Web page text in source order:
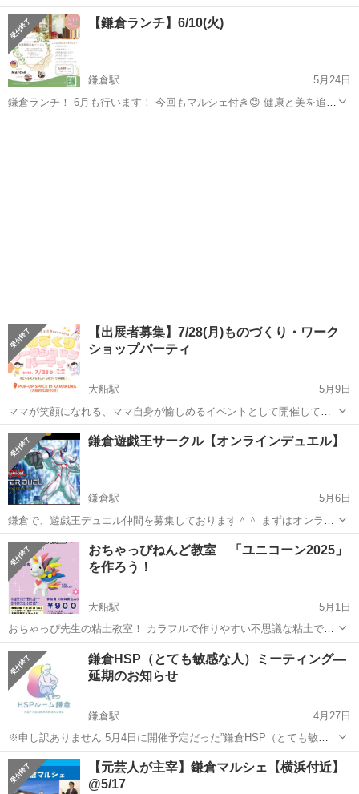
ッチやトレーニングをお伝えします。 鎌倉市在住の60歳以上の方なら
どなたでも、無料でご参加いただけます。 お申込みは、7月1日より、
名越やすらぎセンター（04...
神奈川 鎌倉市 鎌倉駅 ワークショップ
【鎌倉ランチ】6/10(火)
鎌倉駅
5月24日
鎌倉ランチ！ 6月も行います！ 今回もマルシェ付き😊 健康と美を追求
【出展者募集】7/28(月)ものづくり・ワーク
ショップパーティ
大船駅
5月9日
ママが笑顔になれる、ママ自身が愉しめるイベントとして開催してい
るMAMAぷれフェスタが、夏休み中のお子さまとママが一緒に楽しん
だり、小学生のお子さま同士で遊びに来て、自由研究が終わっちゃう
ような「ものづくり」「ワークショップ...
神奈川 鎌倉市 大船駅 ワークショップ ママ
鎌倉遊戯王サークル【オンラインデュエル】
鎌倉駅
5月6日
鎌倉で、遊戯王デュエル仲間を募集しております＾＾ まずはオンライ
ンでデュエルし、たまにリアルで開催する予定です。 【日時】
2025/5/9(金)19～21時ごろ ーーーーーー 【きっかけ】 普段...
神奈川 鎌倉市 ワークショップ
おちゃっぴねんど教室 「ユニコーン2025」
を作ろう！
大船駅
5月1日
おちゃっぴ先生の粘土教室！ カラフルで作りやすい不思議な粘土で作
ります。初めての方でも大丈夫です。 午後2時00分〜午後3時30分ま
で （入室は午後１時４５分より） （遅刻した場合参加できないこと
もありますご注...
神奈川 鎌倉市 大船駅 ワークショップ
鎌倉HSP（とても敏感な人）ミーティング―
延期のお知らせ
鎌倉駅
4月27日
※申し訳ありません 5月4日に開催予定だった”鎌倉HSP（とても敏感
な人）ミーティング”は 主催者の家族急病のため延期いたします。 楽
しみにしていた方、足を運んでくださった方へ 心よりお詫び申し上げ
ます。 次回...
神奈川 鎌倉市 鎌倉駅 ワークショップ
【元芸人が主宰】鎌倉マルシェ【横浜付近】
@5/17